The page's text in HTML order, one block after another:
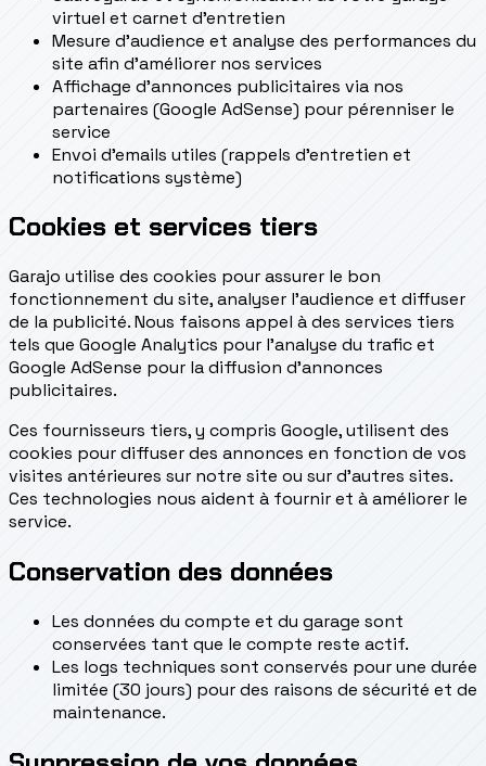
virtuel et carnet d'entretien
Mesure d'audience et analyse des performances du
site afin d'améliorer nos services
Affichage d'annonces publicitaires via nos
partenaires (Google AdSense) pour pérenniser le
service
Envoi d'emails utiles (rappels d'entretien et
notifications système)
Cookies et services tiers
Garajo utilise des cookies pour assurer le bon
fonctionnement du site, analyser l'audience et diffuser
de la publicité. Nous faisons appel à des services tiers
tels que Google Analytics pour l'analyse du trafic et
Google AdSense pour la diffusion d'annonces
publicitaires.
Ces fournisseurs tiers, y compris Google, utilisent des
cookies pour diffuser des annonces en fonction de vos
visites antérieures sur notre site ou sur d'autres sites.
Ces technologies nous aident à fournir et à améliorer le
service.
Conservation des données
Les données du compte et du garage sont
conservées tant que le compte reste actif.
Les logs techniques sont conservés pour une durée
limitée (30 jours) pour des raisons de sécurité et de
maintenance.